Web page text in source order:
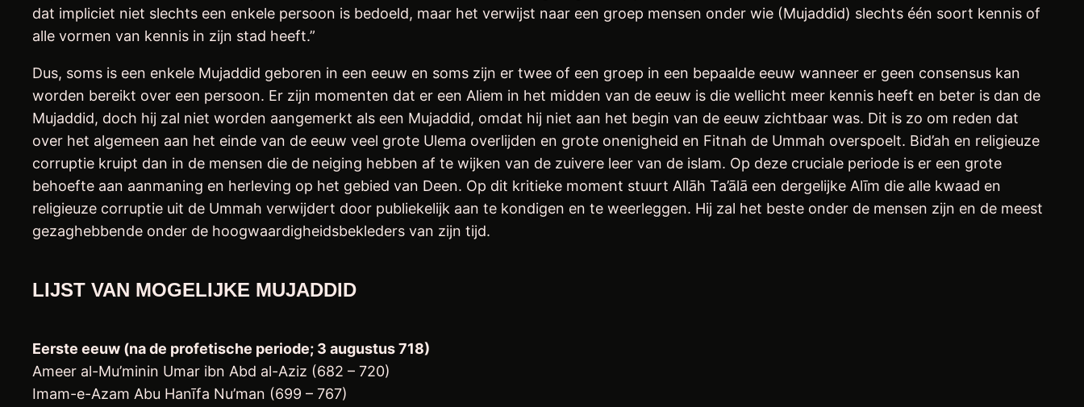
dat impliciet niet slechts een enkele persoon is bedoeld, maar het verwijst naar een groep mensen onder wie (Mujaddid) slechts één soort kennis of
alle vormen van kennis in zijn stad heeft.”
Dus, soms is een enkele Mujaddid geboren in een eeuw en soms zijn er twee of een groep in een bepaalde eeuw wanneer er geen consensus kan
worden bereikt over een persoon. Er zijn momenten dat er een Aliem in het midden van de eeuw is die wellicht meer kennis heeft en beter is dan de
Mujaddid, doch hij zal niet worden aangemerkt als een Mujaddid, omdat hij niet aan het begin van de eeuw zichtbaar was. Dit is zo om reden dat
over het algemeen aan het einde van de eeuw veel grote Ulema overlijden en grote onenigheid en Fitnah de Ummah overspoelt. Bid’ah en religieuze
corruptie kruipt dan in de mensen die de neiging hebben af te wijken van de zuivere leer van de islam. Op deze cruciale periode is er een grote
behoefte aan aanmaning en herleving op het gebied van Deen. Op dit kritieke moment stuurt Allāh Ta’ālā een dergelijke Alīm die alle kwaad en
religieuze corruptie uit de Ummah verwijdert door publiekelijk aan te kondigen en te weerleggen. Hij zal het beste onder de mensen zijn en de meest
gezaghebbende onder de hoogwaardigheidsbekleders van zijn tijd.
LIJST VAN MOGELIJKE MUJADDID
Eerste eeuw (na de profetische periode; 3 augustus 718)
Ameer al-Mu’minin Umar ibn Abd al-Aziz (682 – 720)
Imam-e-Azam Abu Hanīfa Nu’man (699 – 767)